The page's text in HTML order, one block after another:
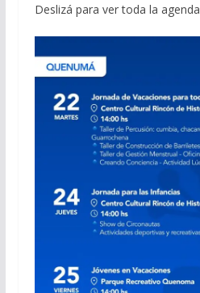
Deslizá para ver toda la agenda